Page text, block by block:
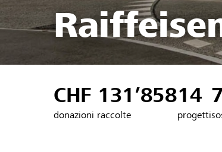
CHF 131’858
donazioni raccolte
14
progetti